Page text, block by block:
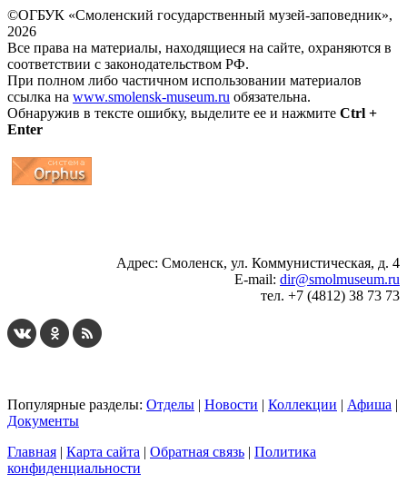
©ОГБУК «Смоленский государственный музей-заповедник»,
2026
Все права на материалы, находящиеся на сайте, охраняются в
соответствии с законодательством РФ.
При полном либо частичном использовании материалов
ссылка на www.smolensk-museum.ru обязательна.
Обнаружив в тексте ошибку, выделите ее и нажмите Ctrl +
Enter
Адрес: Смоленск, ул. Коммунистическая, д. 4
E-mail: dir@smolmuseum.ru
тел. +7 (4812) 38 73 73
Популярные разделы: Отделы | Новости | Коллекции | Афиша |
Документы
Главная | Карта сайта | Обратная связь | Политика
конфиденциальности